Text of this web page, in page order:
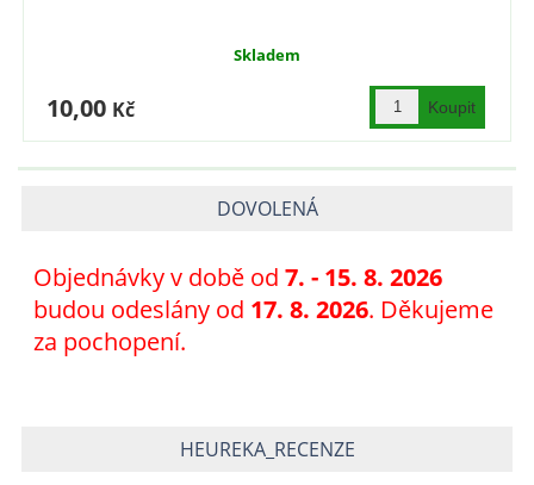
Skladem
10,00 Kč
DOVOLENÁ
Objednávky v době od 7. - 15. 8. 2026
budou odeslány od 17. 8. 2026. Děkujeme
za pochopení.
HEUREKA_RECENZE